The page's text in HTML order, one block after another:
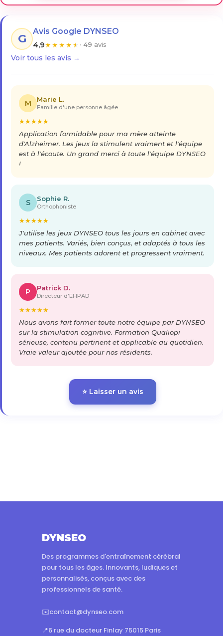
G
Avis Google DYNSEO
4,9★★★★★ · 49 avis
Voir tous les avis →
M Marie L.
Famille d'une personne âgée
★★★★★
Application formidable pour ma mère atteinte
d'Alzheimer. Les jeux la stimulent vraiment et l'équipe
est à l'écoute. Un grand merci à toute l'équipe DYNSEO
!
S Sophie R.
Orthophoniste
★★★★★
J'utilise les jeux DYNSEO tous les jours en cabinet avec
mes patients. Variés, bien conçus, et adaptés à tous les
niveaux. Mes patients adorent et progressent vraiment.
P Patrick D.
Directeur d'EHPAD
★★★★★
Nous avons fait former toute notre équipe par DYNSEO
sur la stimulation cognitive. Formation Qualiopi
sérieuse, contenu pertinent et applicable au quotidien.
Vraie valeur ajoutée pour nos résidents.
⭐ Laisser un avis
DYNSEO
Des programmes d'entraînement cérébral
pour tous les âges. Innovants, ludiques et
personnalisés, conçus avec des
professionnels de santé.
✉️contact@dynseo.com
📍6 rue du docteur Finlay 75015 Paris